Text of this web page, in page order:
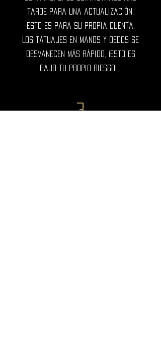
tarde para una actualización,
esto es para su propia cuenta.
Los tatuajes en manos y dedos se
desvanecen más rápido, ¡esto es
bajo tu propio riesgo!
3